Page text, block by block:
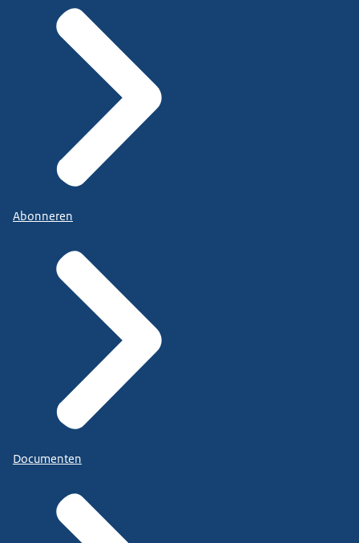
Abonneren
Documenten